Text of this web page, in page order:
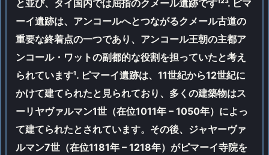
と並び、タイ国内では屈指のクメール遺跡です¹²³. ピマ
ーイ遺跡は、アンコールへとつながるクメール古道の
重要な終着点の一つであり、アンコール王朝の主都ア
ンコール・ワットの副都的な役割を担っていたと考え
られています¹. ピマーイ遺跡は、11世紀から12世紀に
かけて建てられたと見られており、多くの建築物はス
ーリヤヴァルマン1世（在位1011年 – 1050年）によっ
て建てられたとされています。その後、ジャヤーヴァ
ルマン7世（在位1181年 – 1218年）がピマーイ寺院を